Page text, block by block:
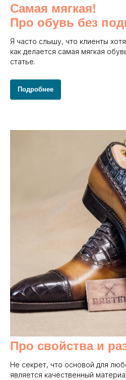
Самая мягкая!
Про обувь без
Я часто слышу, что клиенты
как делается самая мягкая
статье.
Подробнее
Про свойства и
Не секрет, что основой для
является качественный